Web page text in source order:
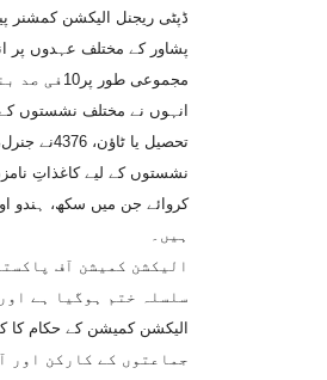
مجموعی طور پر10فی صد بنتی ہیں۔
ہیں۔
الیکشن کمیشن آف
سلسلہ ختم ہوگیا ہے
جماعتوں کے کارکن اور